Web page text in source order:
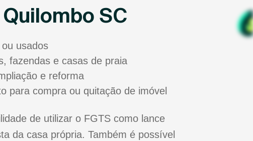
SC
usados
fazendas e casas de praia
e reforma
para compra ou quitação de imóvel
de utilizar o FGTS como lance
da casa própria. Também é possível